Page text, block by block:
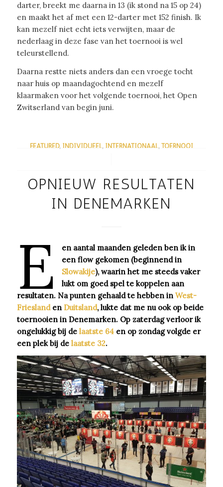
darter, breekt me daarna in 13 (ik stond na 15 op 24)
en maakt het af met een 12-darter met 152 finish. Ik
kan mezelf niet echt iets verwijten, maar de
nederlaag in deze fase van het toernooi is wel
teleurstellend.
Daarna restte niets anders dan een vroege tocht
naar huis op maandagochtend en mezelf
klaarmaken voor het volgende toernooi, het Open
Zwitserland van begin juni.
FEATURED, INDIVIDUEEL, INTERNATIONAAL,TOERNOOI
OPNIEUW RESULTATEN
IN DENEMARKEN
E
en aantal maanden geleden ben ik in
een flow gekomen (beginnend in
Slowakije), waarin het me steeds vaker
lukt om goed spel te koppelen aan
resultaten. Na punten gehaald te hebben in West-
Frieslanden Duitsland, lukte dat me nu ook op beide
toernooien in Denemarken. Op zaterdag verloor ik
ongelukkig bij de laatste 64en op zondag volgde er
een plek bij de laatste 32.